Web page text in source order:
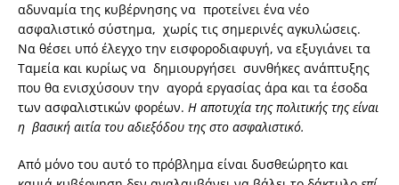
αδυναμία της κυβέρνησης να προτείνει ένα νέο
ασφαλιστικό σύστημα, χωρίς τις σημερινές αγκυλώσεις.
Να θέσει υπό έλεγχο την εισφοροδιαφυγή, να εξυγιάνει τα
Ταμεία και κυρίως να δημιουργήσει συνθήκες ανάπτυξης
που θα ενισχύσουν την αγορά εργασίας άρα και τα έσοδα
των ασφαλιστικών φορέων. Η αποτυχία της πολιτικής της είναι
η βασική αιτία του αδιεξόδου της στο ασφαλιστικό.
Από μόνο του αυτό το πρόβλημα είναι δυσθεώρητο και